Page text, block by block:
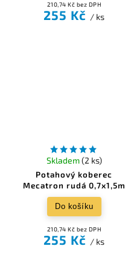
210,74 Kč bez DPH
255 Kč / ks
Potahový koberec
Mecatron rudá 0,7x1,5m
Skladem(2 ks)
210,74 Kč bez DPH
255 Kč / ks
Do košíku